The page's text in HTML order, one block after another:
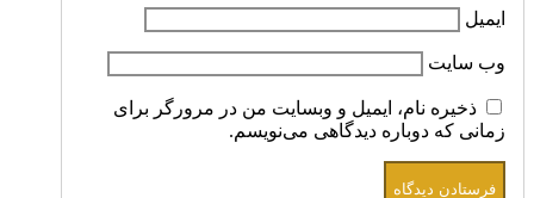
ایمیل
وب‌ سایت
ذخیره نام، ایمیل و وبسایت من در مرورگر برای
زمانی که دوباره دیدگاهی می‌نویسم.